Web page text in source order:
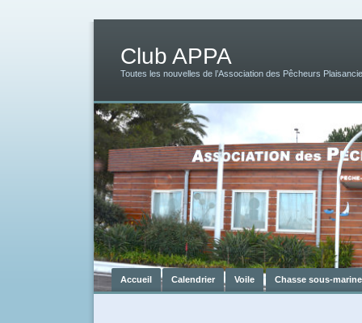
Club APPA
Toutes les nouvelles de l’Association des Pêcheurs
Accueil Calendrier Voile Chasse sous-marine